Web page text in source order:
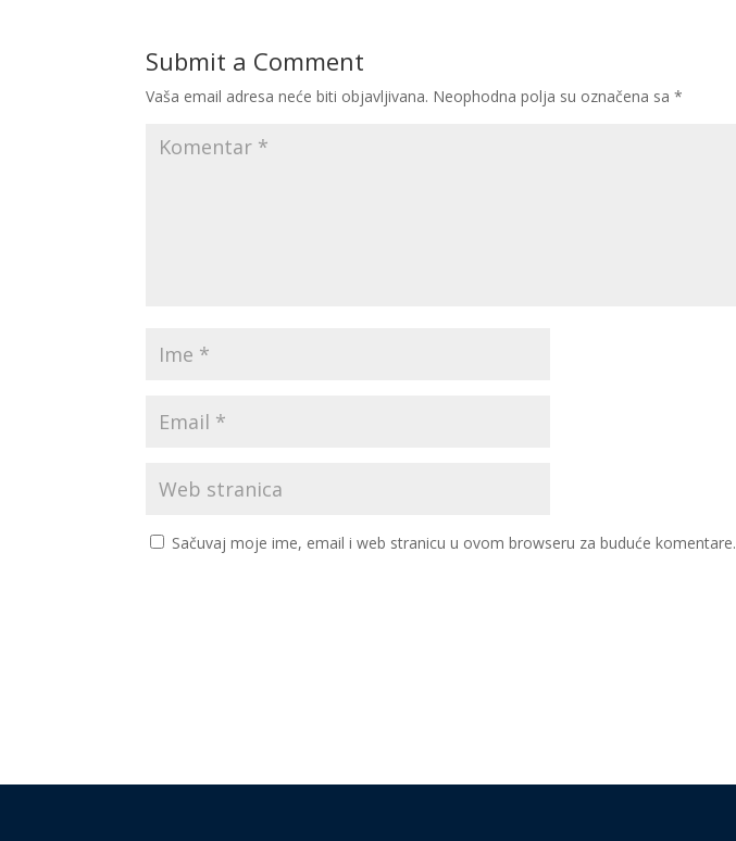
Submit a Comment
Vaša email adresa neće biti objavljivana. Neophodna polja su označena sa*
Sačuvaj moje ime, email i web stranicu u ovom browseru za buduće komentare.